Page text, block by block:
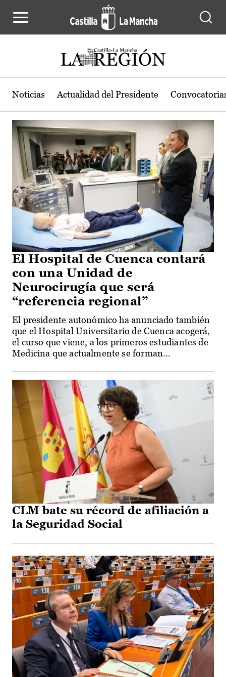
Actualidad de la región de Castilla-
Noticias Actualidad del Presidente
El Hospital de Cuenca contará
con una Unidad de
Neurocirugía que será
“referencia regional”
El presidente autonómico ha anunciado también
que el Hospital Universitario de Cuenca acogerá,
el curso que viene, a los primeros estudiantes de
Medicina que actualmente se forman...
CLM bate su récord de afiliación a
la Seguridad Social